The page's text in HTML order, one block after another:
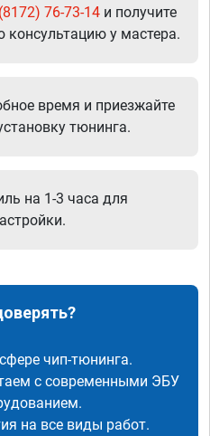
76-73-14 и получите
консультацию у мастера.
время и приезжайте
тюнинга.
на 1-3 часа для
чип-тюнинга.
с современными ЭБУ
на все виды работ.